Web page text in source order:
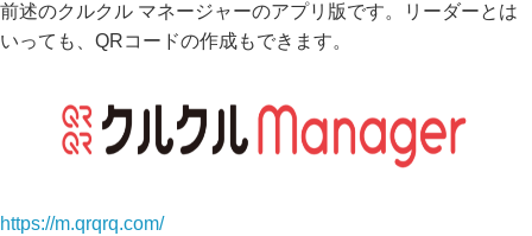
前述のクルクル マネージャーのアプリ版です。リーダーとは
いっても、QRコードの作成もできます。
https://m.qrqrq.com/